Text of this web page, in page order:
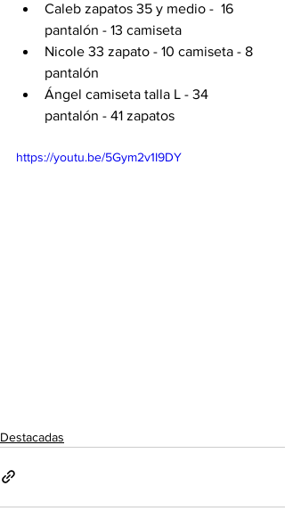
Caleb zapatos 35 y medio -  16
pantalón - 13 camiseta
Nicole 33 zapato - 10 camiseta - 8
pantalón
Ángel camiseta talla L - 34
pantalón - 41 zapatos
https://youtu.be/5Gym2v1I9DY
Destacadas